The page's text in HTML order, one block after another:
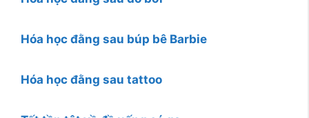
Hóa học đằng sau búp bê Barbie
Hóa học đằng sau tattoo